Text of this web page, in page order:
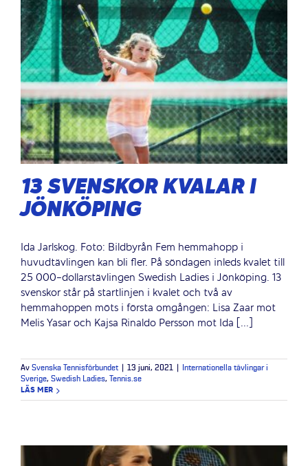
13 SVENSKOR KVALAR I
JÖNKÖPING
Ida Jarlskog. Foto: Bildbyrån Fem hemmahopp i
huvudtävlingen kan bli fler. På söndagen inleds kvalet till
25 000-dollarstävlingen Swedish Ladies i Jönköping. 13
svenskor står på startlinjen i kvalet och två av
hemmahoppen möts i första omgången: Lisa Zaar mot
Melis Yasar och Kajsa Rinaldo Persson mot Ida [...]
Av Svenska Tennisförbundet 13 juni, 2021
Internationella tävlingar i
Sverige, Swedish Ladies, Tennis.se
LÄS MER